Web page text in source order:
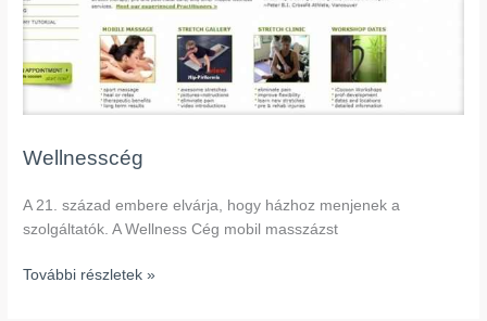
Wellnesscég
A 21. század embere elvárja, hogy házhoz menjenek a
szolgáltatók. A Wellness Cég mobil masszázst
További részletek »